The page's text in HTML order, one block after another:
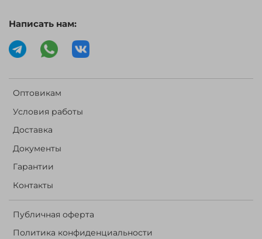
Оптовикам
Условия работы
Доставка
Документы
Гарантии
Контакты
Публичная оферта
Политика конфиденциальности
Написать нам: